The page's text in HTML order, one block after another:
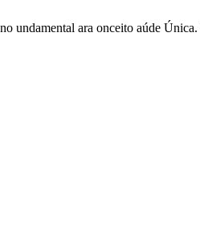
undamental ara onceito aúde Única.